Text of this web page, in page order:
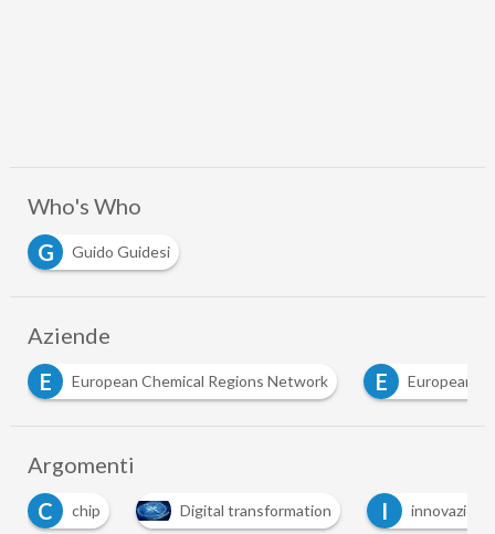
Who's Who
G
Guido Guidesi
Aziende
E
European Chemical Regions Network E European
Argomenti
C
chip Digital transformation I innovazione